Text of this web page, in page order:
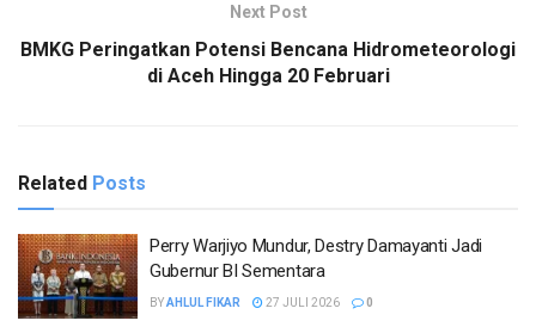
Next Post
BMKG Peringatkan Potensi Bencana Hidrometeorologi
di Aceh Hingga 20 Februari
Related Posts
Perry Warjiyo Mundur, Destry Damayanti Jadi
Gubernur BI Sementara
BYAHLUL FIKAR 27 JULI 2026 0